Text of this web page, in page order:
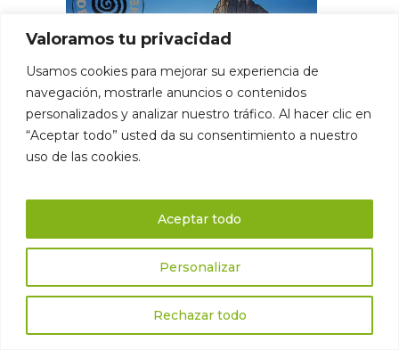
Valoramos tu privacidad
Usamos cookies para mejorar su experiencia de
navegación, mostrarle anuncios o contenidos
personalizados y analizar nuestro tráfico. Al hacer clic en
“Aceptar todo” usted da su consentimiento a nuestro
uso de las cookies.
Personalizar
Rechazar todo
Aceptar todo